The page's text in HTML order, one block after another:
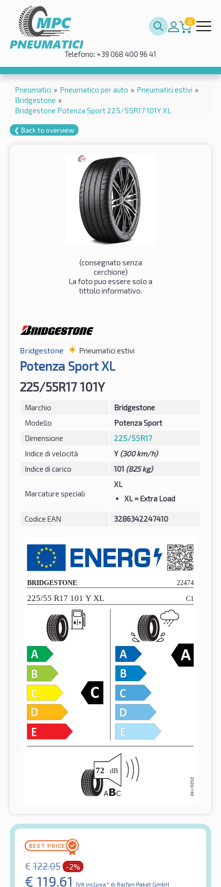
0
Telefono: +39 068 400 96 41
Pneumatici » Pneumatico per auto » Pneumatici estivi »
Bridgestone »
Bridgestone Potenza Sport 225/55R17 101Y XL
❮ Back to overview
(consegnato senza
cerchione)
La foto puo essere solo a
tittolo informativo.
Bridgestone Pneumatici estivi
Potenza Sport XL
225/55R17 101Y
Marchio
Bridgestone
Modello
Potenza Sport
Dimensione
225/55R17
Indice di velocità
Y (300 km/h)
Indice di carico
101 (825 kg)
Marcature speciali
XL
XL = Extra Load
Codice EAN 3286342247410
€ 122.05 -2%
€ 119.61 IVA inclusa* di Raifen Paket GmbH